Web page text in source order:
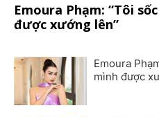
Emoura Phạm: “Tôi
được xướng lên”
Emoura
mình được